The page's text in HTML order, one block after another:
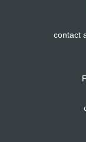
contact